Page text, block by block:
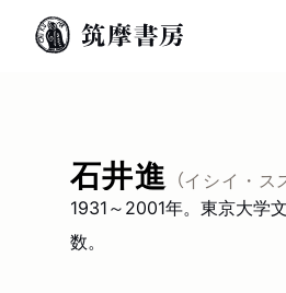
石井進 （イシイ・ス
1931～2001年。東京大学
数。